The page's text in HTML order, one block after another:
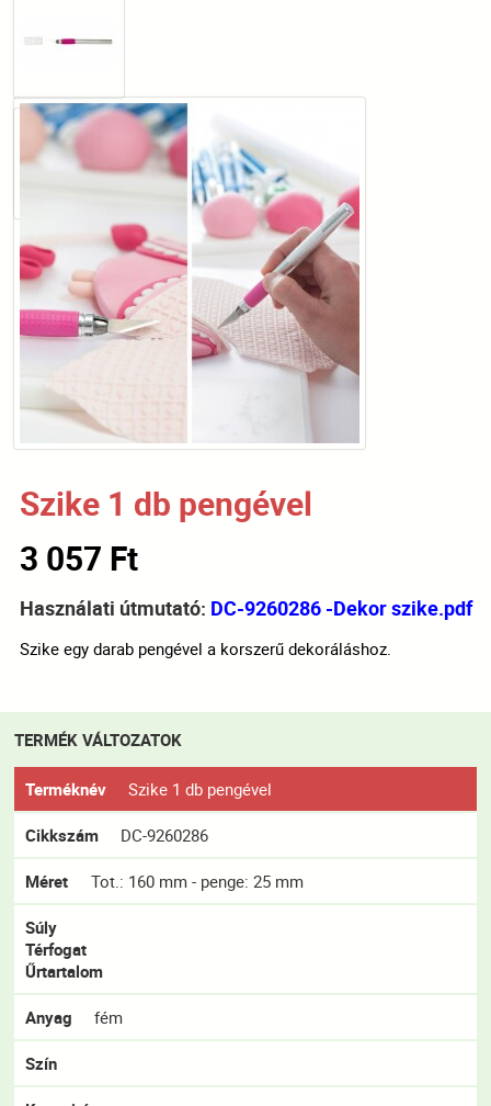
Szike 1 db pengével
3 057 Ft
Használati útmutató: DC-9260286 -Dekor szike.pdf
Szike egy darab pengével a korszerű dekoráláshoz.
TERMÉK VÁLTOZATOK
Terméknév Szike 1 db pengével
Cikkszám DC-9260286
Méret Tot.: 160 mm - penge: 25 mm
Súly
Térfogat
Űrtartalom
Anyag fém
Szín